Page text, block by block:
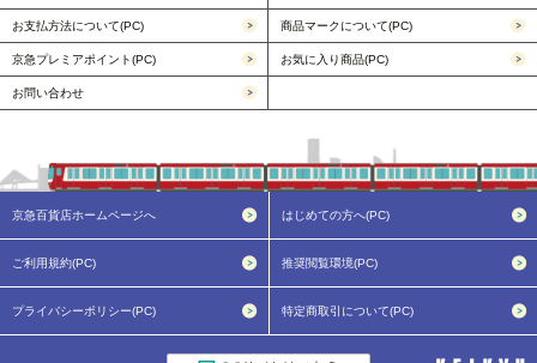
お支払方法について(PC) 商品マークについて(PC)
京急プレミアポイント(PC) お気に入り商品(PC)
お問い合わせ
京急百貨店ホームページへ はじめての方へ(PC)
ご利用規約(PC) 推奨閲覧環境(PC)
プライバシーポリシー(PC) 特定商取引について(PC)